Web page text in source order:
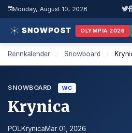
Monday, August 10, 2026
OLYMPIA 2026
Rennkalender / Snowboard /
SNOWBOARD WC
Krynica
POLKrynicaMar 01, 2026